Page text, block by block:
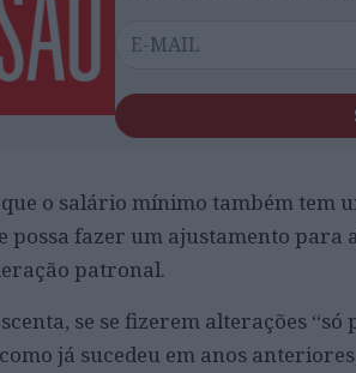
que o salário mínimo também tem
possa fazer um ajustamento para
patronal.
se se fizerem alterações
já sucedeu em anos